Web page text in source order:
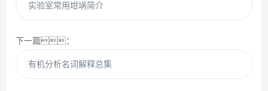
实验室常用坩埚简介
下一篇：
有机分析名词解释总集